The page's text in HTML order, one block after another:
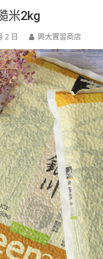
米2kg
2 日 興大實習商店